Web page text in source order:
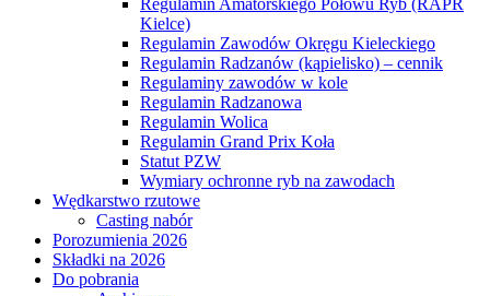
Regulamin Amatorskiego Połowu Ryb (RAPR
Kielce)
Regulamin Zawodów Okręgu Kieleckiego
Regulamin Radzanów (kąpielisko) – cennik
Regulaminy zawodów w kole
Regulamin Radzanowa
Regulamin Wolica
Regulamin Grand Prix Koła
Statut PZW
Wymiary ochronne ryb na zawodach
Wędkarstwo rzutowe
Casting nabór
Porozumienia 2026
Składki na 2026
Do pobrania